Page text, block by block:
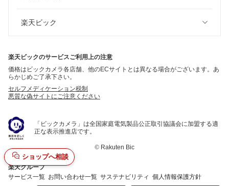
ショップへ相談
楽天ビック
楽天ビックのサービスご利用上の注意
価格はビックカメラ各店舗、他のECサイトとは異なる場合がございます。あ
らかじめご了承下さい。
セルフメディケーション税制
悪質な偽サイトにご注意ください
「ビックカメラ」は全国家庭電気製品公正取引協議会に加盟する適
正な表示推進店です。
© Rakuten Bic
楽天グループ
サービス一覧 お問い合わせ一覧 サステナビリティ 個人情報保護方針